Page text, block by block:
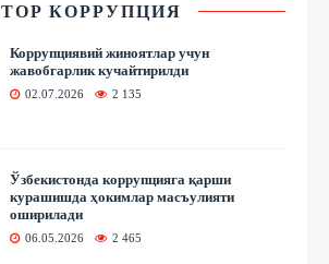
КОРРУПЦИЯ
Коррупциявий жиноятлар учун
жавобгарлик кучайтирилди
02.07.2026 2 135
Ўзбекистонда коррупцияга қарши
курашишда ҳокимлар масъулияти
оширилади
06.05.2026 2 465